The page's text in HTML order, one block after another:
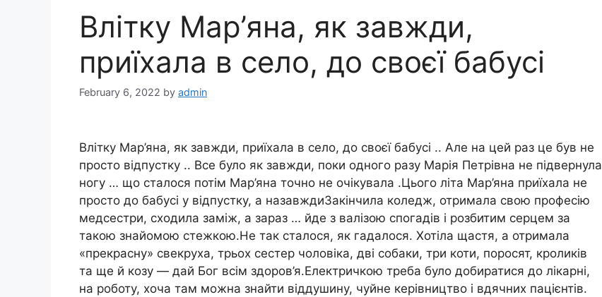
Влітку Мар’яна, як завжди,
приїхала в село, до своєї бабусі
February 6, 2022 by admin
Влітку Мар’яна, як завжди, приїхала в село, до своєї бабусі .. Але на цей раз це був не
просто відпустку .. Все було як завжди, поки одного разу Марія Петрівна не підвернула
ногу … що сталося потім Мар’яна точно не очікувала .Цього літа Мар’яна приїхала не
просто до бабусі у відпустку, а назавждиЗакінчила коледж, отримала свою професію
медсестри, сходила заміж, а зараз … йде з валізою спогадів і розбитим серцем за
такою знайомою стежкою.Не так сталося, як гадалося. Хотіла щастя, а отримала
«прекрасну» свекруха, трьох сестер чоловіка, дві собаки, три коти, поросят, кроликів
та ще й козу — дай Бог всім здоров’я.Електричкою треба було добиратися до лікарні,
на роботу, хоча там можна знайти віддушину, чуйне керівництво і вдячних пацієнтів.